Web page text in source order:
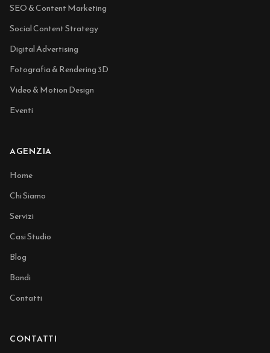
SEO & Content Marketing
Social Content Strategy
Digital Advertising
Fotografia & Rendering 3D
Video & Motion Design
Eventi
AGENZIA
Home
Chi Siamo
Servizi
Casi Studio
Blog
Bandi
Contatti
CONTATTI